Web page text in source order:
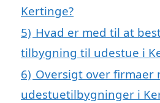
Kertinge?
5) Hvad er med til at
tilbygning til udestue i
6) Oversigt over firmaer
udestuetilbygninger i